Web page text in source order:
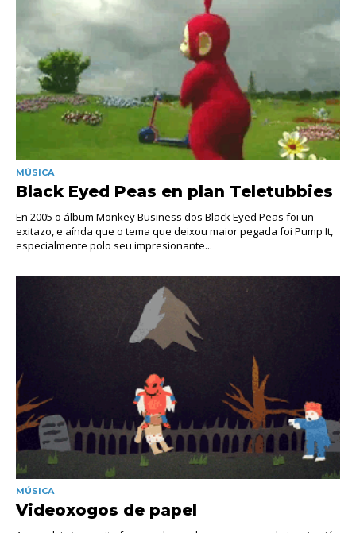
MÚSICA
Black Eyed Peas en plan Teletubbies
En 2005 o álbum Monkey Business dos Black Eyed Peas foi un
exitazo, e aínda que o tema que deixou maior pegada foi Pump It,
especialmente polo seu impresionante...
MÚSICA
Videoxogos de papel